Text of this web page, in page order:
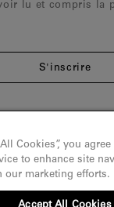
lu et compris la
S'inscrire
Cookies”, you
to enhance site
our marketing efforts.